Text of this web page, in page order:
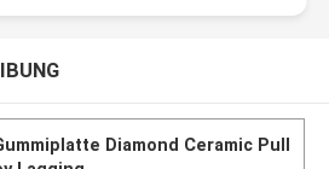
Diamond Ceramic Pull